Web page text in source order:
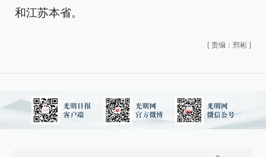
和江苏本省。
[ 责编：邢彬 ]